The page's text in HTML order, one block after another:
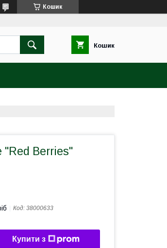
Кошик
Кошик
Berries"
Код: 38000633
Купити з